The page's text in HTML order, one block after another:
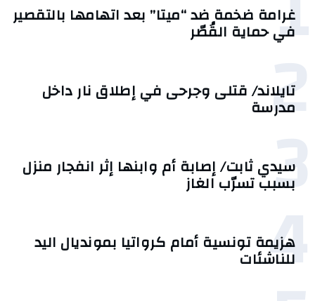
غرامة ضخمة ضد “ميتا” بعد اتهامها بالتقصير
في حماية القُصّر
2
تايلاند/ قتلى وجرحى في إطلاق نار داخل
مدرسة
3
سيدي ثابت/ إصابة أم وابنها إثر انفجار منزل
بسبب تسرّب الغاز
4
هزيمة تونسية أمام كرواتيا بمونديال اليد
للناشئات